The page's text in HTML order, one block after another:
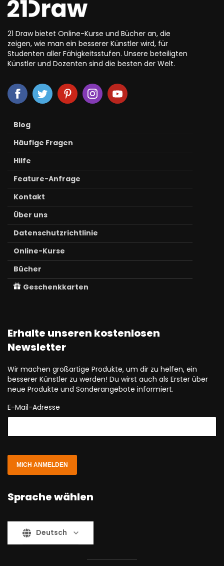
21 Draw bietet Online-Kurse und Bücher an, die
zeigen, wie man ein besserer Künstler wird, für
Studenten aller Fähigkeitsstufen. Unsere beteiligten
Künstler und Dozenten sind die besten der Welt.
Blog
Häufige Fragen
Hilfe
Feature-Anfrage
Kontakt
Über uns
Datenschutzrichtlinie
Online-Kurse
Bücher
Geschenkkarten
Erhalte unseren kostenlosen
Newsletter
Wir machen großartige Produkte, um dir zu helfen, ein
besserer Künstler zu werden! Du wirst auch als Erster über
neue Produkte und Sonderangebote informiert.
E-Mail-Adresse
MICH ANMELDEN
Sprache wählen
Deutsch